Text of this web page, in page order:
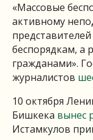
«Массовые
активному
беспорядкам, а
гражданами».
журналистов
10 октября
Бишкека вынес
Истамкулов